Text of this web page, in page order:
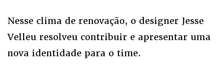
Nesse clima de renovação, o designer Jesse
Velleu resolveu contribuir e apresentar uma
nova identidade para o time.